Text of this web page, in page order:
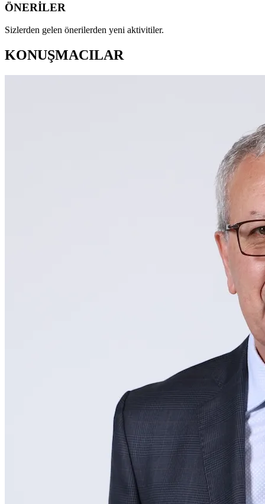
ÖNERİLER
Sizlerden gelen önerilerden yeni aktivitiler.
KONUŞMACILAR